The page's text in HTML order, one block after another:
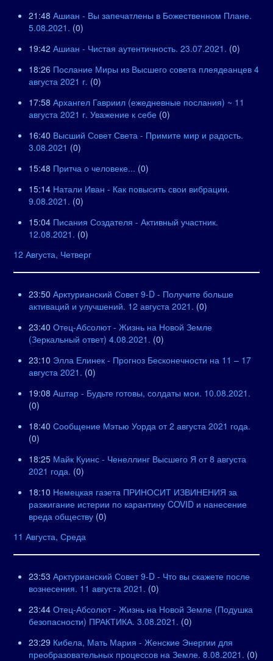
21:48 Ашиан - Вы запечатлены в Божественном Плане.
5.08.2021. (0)
19:42 Ашиан - Чистая аутентичность. 23.07.2021. (0)
18:26 Послание Миры из Высшего совета плеядеанцев 4
августа 2021 г. (0)
17:58 Архангел Гавриил (ежедневные послания) ~ 11
августа 2021 г. Уважение к себе (0)
16:40 Высший Совет Света - Примите мир и радость.
3.08.2021 (0)
15:48 Притча о человеке... (0)
15:14 Натали Иван - Как повысить свои вибрации.
9.08.2021. (0)
15:04 Писания Создателя - Активный участник.
12.08.2021. (0)
12 Августа, Четверг
23:50 Арктурианский Совет 9-D - Получите больше
активаций и улучшений. 12 августа 2021. (0)
23:40 Отец-Абсолют - Жизнь на Новой Земле
(Зеркальный ответ) 4.08.2021. (0)
23:10 Элла Елинек - Прогноз Бесконечности на 11 – 17
августа 2021. (0)
19:08 Аштар - Будьте готовы, солдаты мои. 10.08.2021.
(0)
18:40 Сообщение Мэтью Уорда от 2 августа 2021 года.
(0)
18:25 Майк Куинс - Ченеллинг Высшего Я от 8 августа
2021 года. (0)
18:10 Немецкая газета ПРИНОСИТ ИЗВИНЕНИЯ за
разжигание истерии по карантину COVID и нанесение
вреда обществу (0)
11 Августа, Среда
23:53 Арктурианский Совет 9-D - Что вы скажете после
вознесения. 11 августа 2021. (0)
23:44 Отец-Абсолют - Жизнь на Новой Земле (Подушка
безопасности) ПРАКТИКА. 3.08.2021. (0)
23:29 Кибела, Мать Мария - Женские Энергии для
преобразовательных процессов на Земле. 8.08.2021. (0)